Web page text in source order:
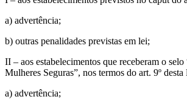
a) advertência;
b) outras penalidades previstas em lei;
II – aos estabelecimentos que receberam o
Mulheres Seguras”, nos termos do art. 9º desta
a) advertência;